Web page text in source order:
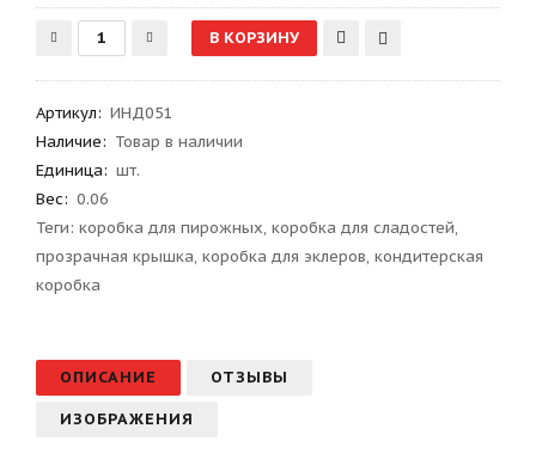
Артикул: ИНД051
Наличие: Товар в наличии
Единица: шт.
Вес: 0.06
Теги: коробка для пирожных, коробка для сладостей,
прозрачная крышка, коробка для эклеров, кондитерская
коробка
ОПИСАНИЕ ОТЗЫВЫ
ИЗОБРАЖЕНИЯ